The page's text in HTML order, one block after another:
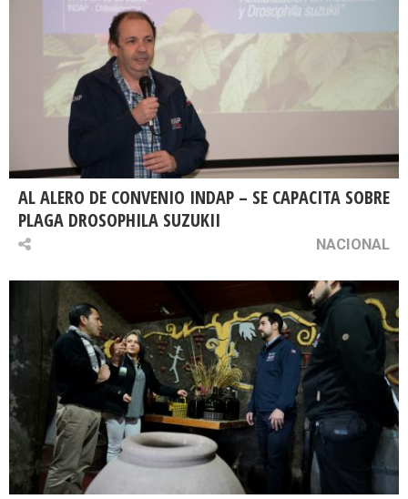
AL ALERO DE CONVENIO INDAP – SE CAPACITA SOBRE
PLAGA DROSOPHILA SUZUKII
NACIONAL